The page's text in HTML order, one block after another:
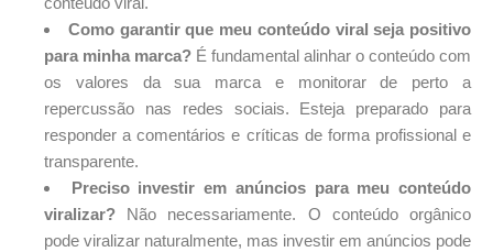
Como garantir que meu conteúdo viral seja positivo
para minha marca? É fundamental alinhar o conteúdo com
os valores da sua marca e monitorar de perto a
repercussão nas redes sociais. Esteja preparado para
responder a comentários e críticas de forma profissional e
transparente.
Preciso investir em anúncios para meu conteúdo
viralizar? Não necessariamente. O conteúdo orgânico
pode viralizar naturalmente, mas investir em anúncios pode